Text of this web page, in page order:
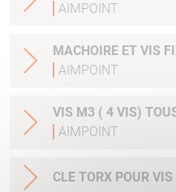
AIMPOINT
MACHOIRE ET VIS
AIMPOINT
VIS M3 ( 4 VIS)
AIMPOINT
CLE TORX POUR